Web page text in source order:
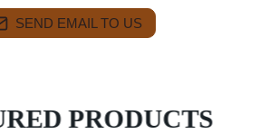
SEND EMAIL TO US
PRODUCTS